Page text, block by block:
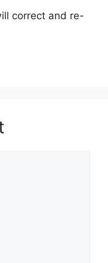
correct and re-